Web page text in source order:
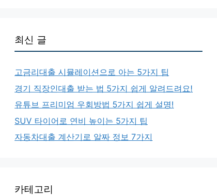
최신 글
고금리대출 시뮬레이션으로 아는 5가지 팁
경기 직장인대출 받는 법 5가지 쉽게 알려드려요!
유튜브 프리미엄 우회방법 5가지 쉽게 설명!
SUV 타이어로 연비 높이는 5가지 팁
자동차대출 계산기로 알짜 정보 7가지
카테고리